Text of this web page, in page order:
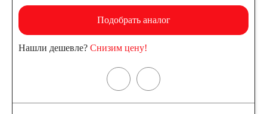
Подобрать аналог
Нашли дешевле? Снизим цену!